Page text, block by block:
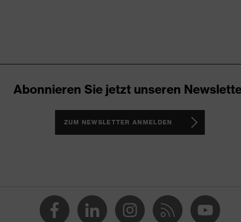
Abonnieren Sie jetzt unseren
ZUM NEWSLETTER ANMELDEN